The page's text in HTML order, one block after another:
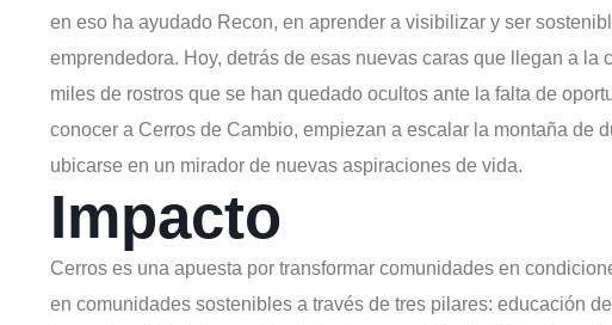
en eso ha ayudado Recon, en aprender a visibilizar y ser
emprendedora. Hoy, detrás de esas nuevas caras que llegan a la
miles de rostros que se han quedado ocultos ante la falta de
conocer a Cerros de Cambio, empiezan a escalar la montaña de
ubicarse en un mirador de nuevas aspiraciones de vida.
Impacto
Cerros es una apuesta por transformar comunidades en
en comunidades sostenibles a través de tres pilares: educación